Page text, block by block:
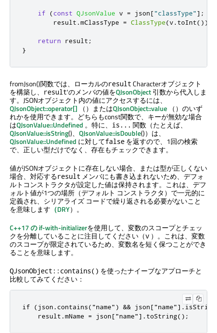
if (const QJsonValue v = json["classType"] ;
        result
.mClassType = ClassType(v . toInt());
return result ;
}
fromJson()関数では、ローカルのresult Characterオブジェクト
を構築し、 result'のメンバの値をQJsonObject引数から代入しま
す。JSONオブジェクト内の値にアクセスするには、
QJsonObject::operator[] （）またはQJsonObject::value （）のいず
れかを使用できます。どちらもconst関数で、キーが無効な場合
はQJsonValue::Undefined 。特に、 is... 関数（たとえば、
QJsonValue::isString()、 QJsonValue::isDouble()）は、
QJsonValue::Undefined に対してfalse を返すので、1回の検索
で、正しい型だけでなく、存在もチェックできます。
値がJSONオブジェクトに存在しない場合、または型が正しくない
場合、対応するresult メンバにも書き込まれないため、デフォ
ルトコンストラクタが設定した値は保持されます。これは、デフ
ォルト値が1つの場所（デフォルト コンストラクタ）で一元的に
定義され、シリアライズ コードで繰り返される必要がないこと
を意味します （DRY）。
C++17 の if-with-initializerを使用して、変数のスコープとチェッ
クを分離していることに注目してください（v ）。これは、変数
のスコープが限定されているため、変数名を短く保つことができ
ることを意味します。
QJsonObject::contains() を使ったナイーブなアプローチと
比較してみてください：
if (json.contains("name") &&
    result.mName = json["name"].toString();